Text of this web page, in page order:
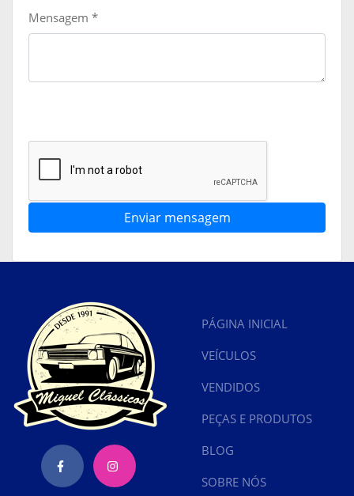
Mensagem *
Enviar mensagem
PÁGINA INICIAL
VEÍCULOS
VENDIDOS
PEÇAS E PRODUTOS
BLOG
SOBRE NÓS